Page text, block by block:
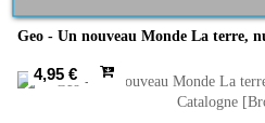
Geo - Un nouveau Monde La terre,
4,95 €